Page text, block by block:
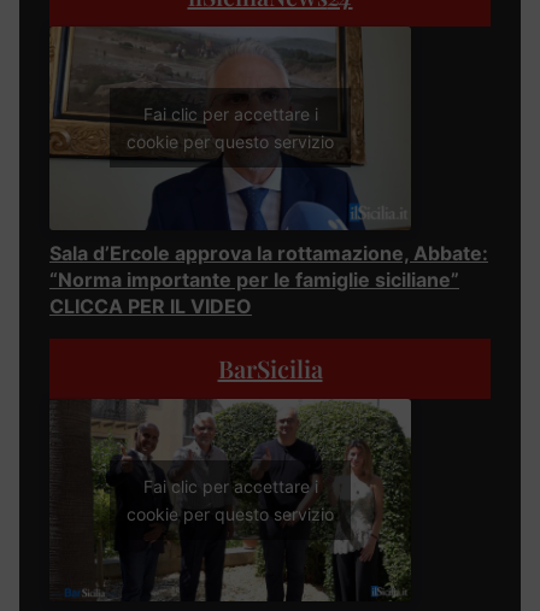
Fai clic per accettare i
cookie per questo servizio
Sala d’Ercole approva la rottamazione, Abbate:
“Norma importante per le famiglie siciliane”
CLICCA PER IL VIDEO
BarSicilia
Fai clic per accettare i
cookie per questo servizio